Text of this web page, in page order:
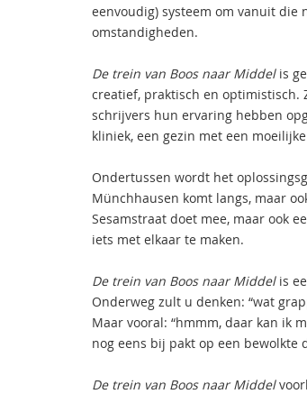
eenvoudig) systeem om vanuit die
omstandigheden.
De trein van Boos naar Middelis
creatief, praktisch en optimistisch.
schrijvers hun ervaring hebben
kliniek, een gezin met een
Ondertussen wordt het
Münchhausen komt langs, maar
Sesamstraat doet mee, maar ook
iets met elkaar te maken.
De trein van Boos naar Middelis
Onderweg zult u denken: “wat
Maar vooral: “hmmm, daar kan ik
nog eens bij pakt op een bewolkte
De trein van Boos naar Middel